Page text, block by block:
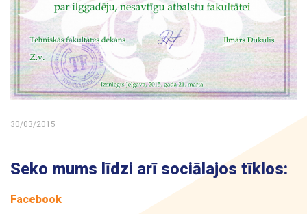
30/03/2015
Seko mums līdzi arī sociālajos tīklos:
Facebook